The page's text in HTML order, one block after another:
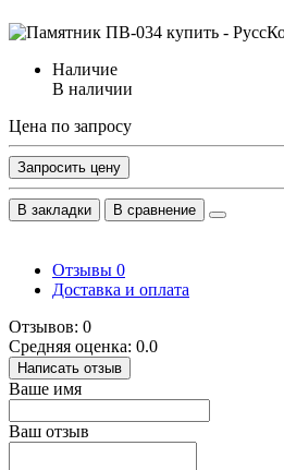
Наличие
В наличии
Цена по запросу
Запросить цену
В закладки В сравнение
Отзывы 0
Доставка и оплата
Отзывов: 0
Средняя оценка: 0.0
Написать отзыв
Ваше имя
Ваш отзыв